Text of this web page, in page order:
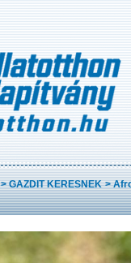
>GAZDIT KERESNEK >